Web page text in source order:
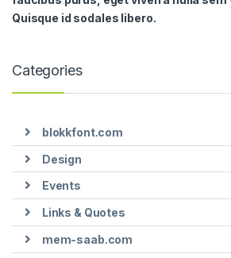
Quisque id sodales libero.
Categories
blokkfont.com
Design
Events
Links & Quotes
mem-saab.com